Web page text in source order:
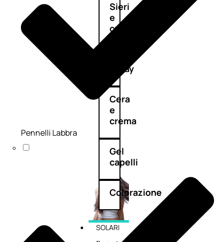
Sieri
e
cristalli
Spray
Cera
e
crema
Gel
capelli
Colorazione
SOLARI
Pennelli Labbra